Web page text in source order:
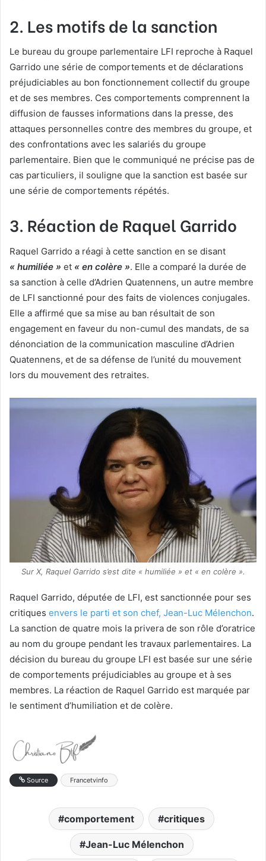
2. Les motifs de la sanction
Le bureau du groupe parlementaire LFI reproche à Raquel
Garrido une série de comportements et de déclarations
préjudiciables au bon fonctionnement collectif du groupe
et de ses membres. Ces comportements comprennent la
diffusion de fausses informations dans la presse, des
attaques personnelles contre des membres du groupe, et
des confrontations avec les salariés du groupe
parlementaire. Bien que le communiqué ne précise pas de
cas particuliers, il souligne que la sanction est basée sur
une série de comportements répétés.
3. Réaction de Raquel Garrido
Raquel Garrido a réagi à cette sanction en se disant
« humiliée » et « en colère ». Elle a comparé la durée de
sa sanction à celle d’Adrien Quatennens, un autre membre
de LFI sanctionné pour des faits de violences conjugales.
Elle a affirmé que sa mise au ban résultait de son
engagement en faveur du non-cumul des mandats, de sa
dénonciation de la communication masculine d’Adrien
Quatennens, et de sa défense de l’unité du mouvement
lors du mouvement des retraites.
Sur X, Raquel Garrido s’est dite « humiliée » et « en colère ».
Raquel Garrido, députée de LFI, est sanctionnée pour ses
critiques envers le parti et son chef, Jean-Luc Mélenchon.
La sanction de quatre mois la privera de son rôle d’oratrice
au nom du groupe pendant les travaux parlementaires. La
décision du bureau du groupe LFI est basée sur une série
de comportements préjudiciables au groupe et à ses
membres. La réaction de Raquel Garrido est marquée par
le sentiment d’humiliation et de colère.
Source Francetvinfo
comportement critiques
Jean-Luc Mélenchon